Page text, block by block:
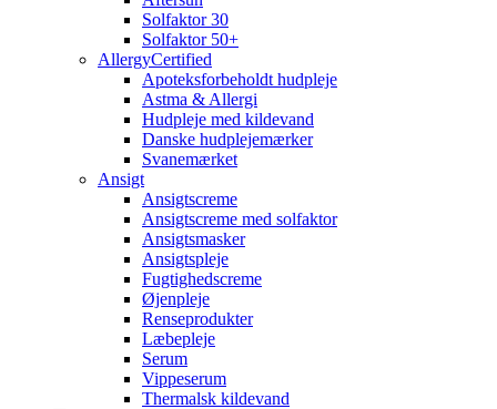
Solfaktor 30
Solfaktor 50+
AllergyCertified
Apoteksforbeholdt hudpleje
Astma & Allergi
Hudpleje med kildevand
Danske hudplejemærker
Svanemærket
Ansigt
Ansigtscreme
Ansigtscreme med solfaktor
Ansigtsmasker
Ansigtspleje
Fugtighedscreme
Øjenpleje
Renseprodukter
Læbepleje
Serum
Vippeserum
Thermalsk kildevand